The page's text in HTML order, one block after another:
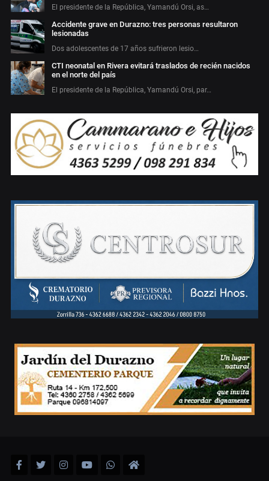
El presidente de la República, Yamandú Orsi, as…
Accidente grave en Durazno: tres personas resultaron
lesionadas
Dos adolescentes de 17 años sufrieron lesio…
CTI neonatal en Rivera evitará traslados de recién nacidos
en el norte del país
El presidente de la República, Yamandú Orsi, par…